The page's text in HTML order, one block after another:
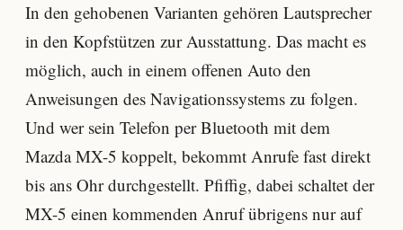
In den gehobenen Varianten gehören Lautsprecher
in den Kopfstützen zur Ausstattung. Das macht es
möglich, auch in einem offenen Auto den
Anweisungen des Navigationssystems zu folgen.
Und wer sein Telefon per Bluetooth mit dem
Mazda MX-5 koppelt, bekommt Anrufe fast direkt
bis ans Ohr durchgestellt. Pfiffig, dabei schaltet der
MX-5 einen kommenden Anruf übrigens nur auf